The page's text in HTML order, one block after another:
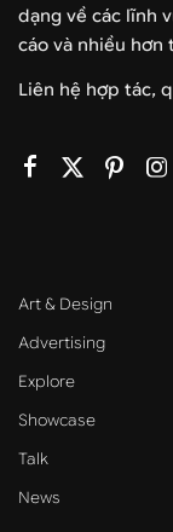
dạng về các lĩnh
cáo và nhiều hơn
Liên hệ hợp tác,
Art & Design
Advertising
Explore
Showcase
Talk
News